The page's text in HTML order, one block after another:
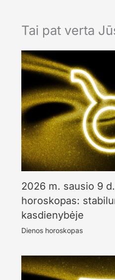
Tai pat verta
2026 m. sausio 9
horoskopas:
kasdienybėje
Dienos horoskopas